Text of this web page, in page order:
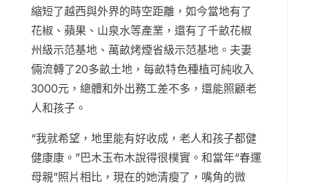
縮短了越西與外界的時空距離，如今當地有了
花椒、蘋果、山泉水等產業，還有了千畝花椒
州級示范基地、萬畝烤煙省級示范基地。夫妻
倆流轉了20多畝土地，每畝特色種植可純收入
3000元，總體和外出務工差不多，還能照顧老
人和孩子。
“我就希望，地里能有好收成，老人和孩子都健
健康康。”巴木玉布木說得很樸實。和當年“春運
母親”照片相比，現在的她清瘦了，嘴角的微